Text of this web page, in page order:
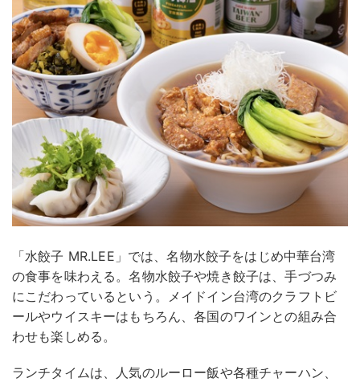
「水餃子 MR.LEE」では、名物水餃子をはじめ中華台湾
の食事を味わえる。名物水餃子や焼き餃子は、手づつみ
にこだわっているという。メイドイン台湾のクラフトビ
ールやウイスキーはもちろん、各国のワインとの組み合
わせも楽しめる。
ランチタイムは、人気のルーロー飯や各種チャーハン、